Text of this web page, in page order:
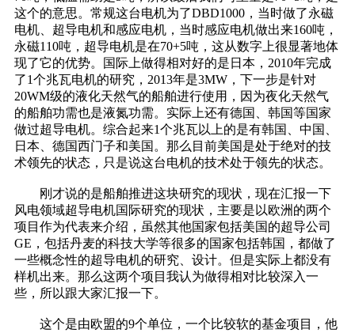
这个的意思。常规这台电机为了DBD1000，当时做了永磁
电机、超导电机和感应电机，当时感应电机做出来160吨，
永磁110吨，超导电机是在70+5吨，这从数字上很显著地体
现了它的优势。国际上做得相对好的是日本，2010年完成
了1个兆瓦电机的研究，2013年是3MW，下一步是针对
20WM级的液化天然气的船舶进行使用，因为夜化天然气
的船舶功需也是液氮功需。实际上还有德国、韩国等国家
做过超导电机。综合起来1个兆瓦以上的是有韩国、中国、
日本、德国西门子和美国。那么目前美国是处于绝对的技
术领先的状态，只是说这台电机的技术处于领先的状态。
刚才说的是船舶推进这块研究的现状，现在汇报一下
风电领域超导电机国际研究的现状，主要是以欧洲的两个
项目作为代表来介绍，虽然其他国家包括美国的超导公司
GE，包括丹麦的科技大学等很多的国家包括韩国，都做了
一些概念性的超导电机的研究、设计。但是实际上都没有
样机出来。那么这两个项目我认为做得相对比较深入一
些，所以跟大家汇报一下。
这个是由欧盟的9个单位，一个比较软的基金项目，他